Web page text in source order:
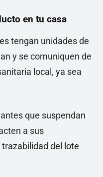
en tu casa
tengan unidades de
y se comuniquen de
local, ya sea
que suspendan
a sus
del lote